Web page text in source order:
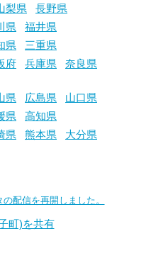
梨県
長野県
県
福井県
県
三重県
府 兵庫県
奈良県
県 広島県
山口県
県
高知県
県 熊本県
大分県
配信を再開しました。
町)を共有